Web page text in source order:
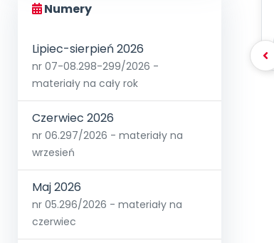
Numery
Lipiec-sierpień 2026
nr 07-08.298-299/2026 -
materiały na cały rok
Czerwiec 2026
nr 06.297/2026 - materiały na
wrzesień
Maj 2026
nr 05.296/2026 - materiały na
czerwiec